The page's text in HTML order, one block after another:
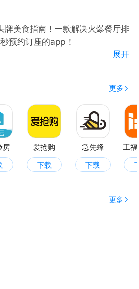
牌美食指南！一款解决火爆餐厅排
预约订座的app！
在线排队，到店即食。
惊胆战怕过号！
扫排号单二维码，实时查看排队进
间，无需现场等位。
，保证预订成功！
告别繁琐的电话预订，用美味不
秒成功！
起之秀到百年传承，美食诸多，任
红、高端餐厅、弄堂小店一网打
牌，便捷生活，一手掌握，尽在
展开
更多
房 爱抢购
下载
急先蜂
下载
工
更多